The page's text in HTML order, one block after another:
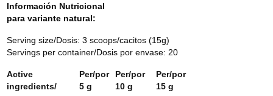
Información Nutricional
para variante natural:
Serving size/Dosis: 3 scoops/cacitos (15g)
Servings per container/Dosis por envase: 20
Active
ingredients/
Per/por
5 g
Per/por
10 g
Per/por
15 g